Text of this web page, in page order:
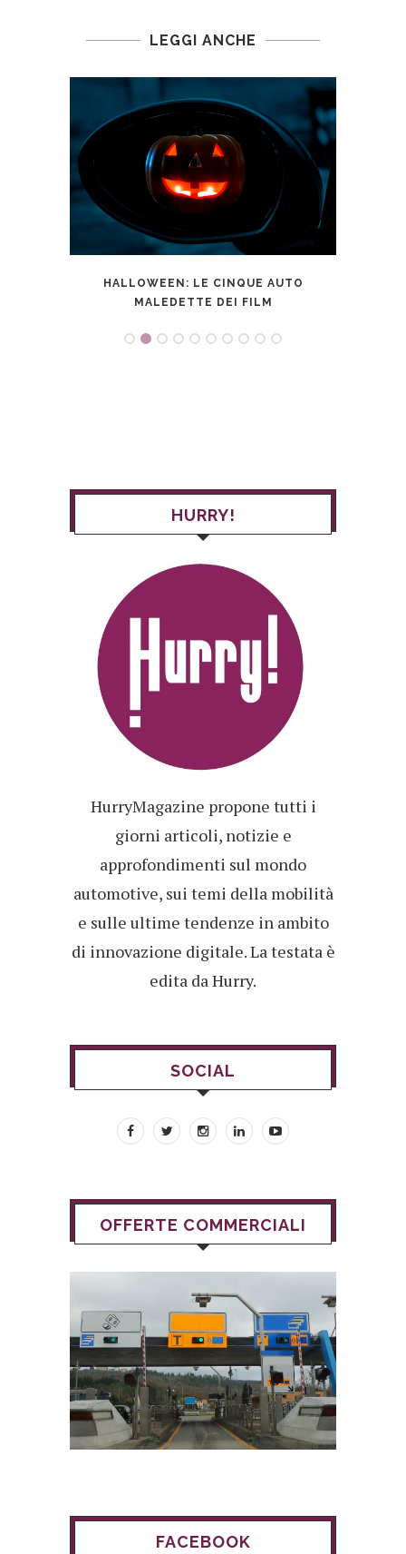
LEGGI ANCHE
HALLOWEEN: LE CINQUE AUTO
MALEDETTE DEI FILM
HURRY!
HurryMagazine propone tutti i
giorni articoli, notizie e
approfondimenti sul mondo
automotive, sui temi della mobilità
e sulle ultime tendenze in ambito
di innovazione digitale. La testata è
edita da Hurry.
SOCIAL
OFFERTE COMMERCIALI
FACEBOOK